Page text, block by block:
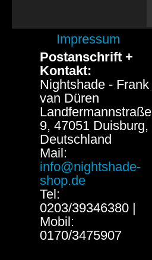
Impressum
Postanschrift +
Kontakt:
Nightshade - Frank
van Düren
Landfermannstraße
9, 47051 Duisburg,
Deutschland
Mail:
info@nightshade-
shop.de
Tel:
0203/39346380 |
Mobil:
0170/3475907